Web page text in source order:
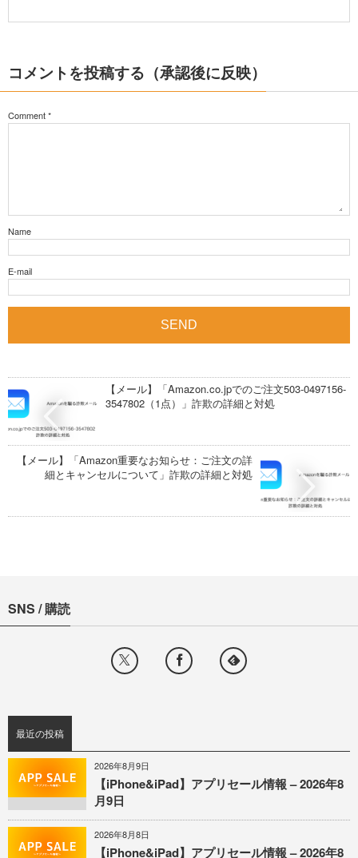
コメントを投稿する（承認後に反映）
Comment*
Name
E-mail
【メール】「Amazon.co.jpでのご注文503-0497156-
3547802（1点）」詐欺の詳細と対処
【メール】「Amazon重要なお知らせ：ご注文の詳
細とキャンセルについて」詐欺の詳細と対処
SNS / 購読
最近の投稿
2026年8月9日
【iPhone&iPad】アプリセール情報 – 2026年8
月9日
2026年8月8日
【iPhone&iPad】アプリセール情報 – 2026年8